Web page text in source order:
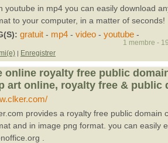
youtube in mp4 you can easily download
to your computer, in a matter of seconds!
gratuit- mp4 - video- youtube-
| Enregistrer
1 membre -
online royalty free public
art online, royalty free & public
provides a royalty free public domain
and in image png format. you can easily
.